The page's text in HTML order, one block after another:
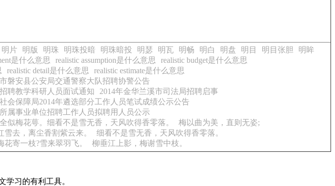
明片 明版 明珠 明珠投暗 明珠暗投 明瑟 明瓦 明畅 明白 明盘 明目 明目张胆
明眸
是什么意思 realistic assumption是什么意思
realistic budget是什么意思
realistic detail是什么意思
realistic estimate是什么意思
磐安县公安局交通警察大队招聘协警公告
聘教学科研人员面试通知
2014年金华兰溪市司法局招聘启事
会保障局2014年遴选部分工作人员笔试成绩公示公告
属事业单位招聘工作人员拟聘用人员公示
似梅花萼。细看不是雪无香，天风吹得香零落。
梅以曲为美，直则无姿;
雪去，离尘香割紫云来。
细看不是雪无香，天风吹得香零落。
花寄一枝?雪来翠羽飞。 柳垂江上影，梅谢雪中枝。
学习的有利工具。